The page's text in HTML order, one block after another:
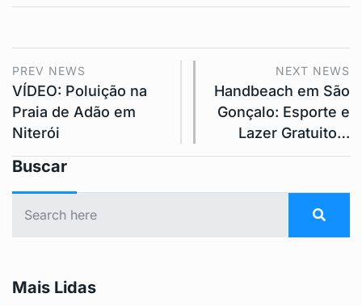
PREV NEWS
VÍDEO: Poluição na
Praia de Adão em
Niterói
NEXT NEWS
Handbeach em São
Gonçalo: Esporte e
Lazer Gratuito…
Buscar
Mais Lidas